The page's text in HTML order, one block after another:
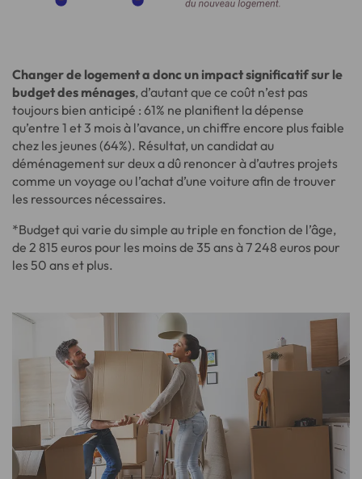
Changer de logement a donc un impact significatif sur le
budget des ménages, d’autant que ce coût n’est pas
toujours bien anticipé : 61% ne planifient la dépense
qu’entre 1 et 3 mois à l’avance, un chiffre encore plus faible
chez les jeunes (64%). Résultat, un candidat au
déménagement sur deux a dû renoncer à d’autres projets
comme un voyage ou l’achat d’une voiture afin de trouver
les ressources nécessaires.
*Budget qui varie du simple au triple en fonction de l’âge,
de 2 815 euros pour les moins de 35 ans à 7 248 euros pour
les 50 ans et plus.